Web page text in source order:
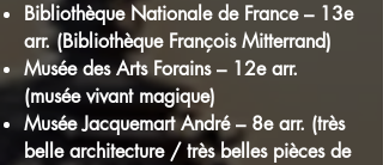
Bibliothèque Nationale de France – 13e
arr. (Bibliothèque François Mitterrand)
Musée des Arts Forains – 12e arr.
(musée vivant magique)
Musée Jacquemart André – 8e arr. (très
belle architecture / très belles pièces de